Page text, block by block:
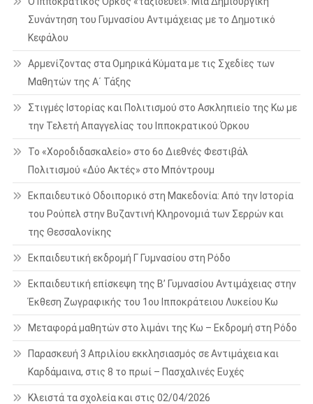
Συνάντηση του Γυμνασίου Αντιμάχειας με το Δημοτικό
Κεφάλου
Αρμενίζοντας στα Ομηρικά Κύματα με τις Σχεδίες των
Μαθητών της Α΄ Τάξης
Στιγμές Ιστορίας και Πολιτισμού στο Ασκληπιείο της Κω με
την Τελετή Απαγγελίας του Ιπποκρατικού Όρκου
Το «Χοροδιδασκαλείο» στο 6ο Διεθνές Φεστιβάλ
Πολιτισμού «Δύο Ακτές» στο Μπόντρουμ
Εκπαιδευτικό Οδοιπορικό στη Μακεδονία: Από την Ιστορία
του Ρούπελ στην Βυζαντινή Κληρονομιά των Σερρών και
της Θεσσαλονίκης
Εκπαιδευτική εκδρομή Γ Γυμνασίου στη Ρόδο
Εκπαιδευτική επίσκεψη της Β’ Γυμνασίου Αντιμάχειας στην
Έκθεση Ζωγραφικής του 1ου Ιπποκράτειου Λυκείου Κω
Μεταφορά μαθητών στο λιμάνι της Κω – Εκδρομή στη Ρόδο
Παρασκευή 3 Απριλίου εκκλησιασμός σε Αντιμάχεια και
Καρδάμαινα, στις 8 το πρωί – Πασχαλινές Ευχές
Κλειστά τα σχολεία και στις 02/04/2026